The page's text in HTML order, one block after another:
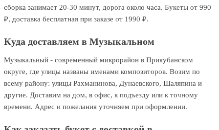
сборка занимает 20-30 минут, дорога около часа. Букеты от 990
₽, доставка бесплатная при заказе от 1990 ₽.
Куда доставляем в Музыкальном
Музыкальный - современный микрорайон в Прикубанском
округе, где улицы названы именами композиторов. Возим по
всему району: улицы Рахманинова, Дунаевского, Шаляпина и
другие. Доставим на дом, в офис, к подъезду или к точному
времени. Адрес и пожелания уточняем при оформлении.